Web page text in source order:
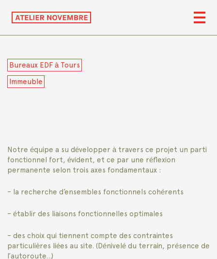
Bureaux EDF à Tours
Immeuble
Notre équipe a su développer à travers ce projet un parti
fonctionnel fort, évident, et ce par une réflexion
permanente selon trois axes fondamentaux :
– la recherche d’ensembles fonctionnels cohérents
– établir des liaisons fonctionnelles optimales
– des choix qui tiennent compte des contraintes
particulières liées au site. (Dénivelé du terrain, présence de
l’autoroute…)